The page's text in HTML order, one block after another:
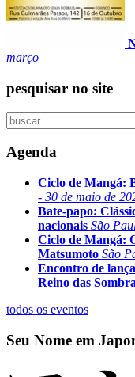
março
pesquisar no site
Agenda
Ciclo de Mangá:
- 30 de maio de
Bate-papo:
nacionais São
Ciclo de Mangá:
Matsumoto São
Encontro de
Reino das
todos os eventos
Seu Nome em